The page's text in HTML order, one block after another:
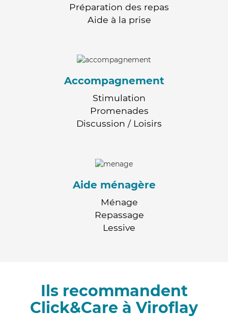
Préparation des repas
Aide à la prise
Accompagnement
Stimulation
Promenades
Discussion / Loisirs
Aide ménagère
Ménage
Repassage
Lessive
Ils recommandent
Click&Care à Viroflay